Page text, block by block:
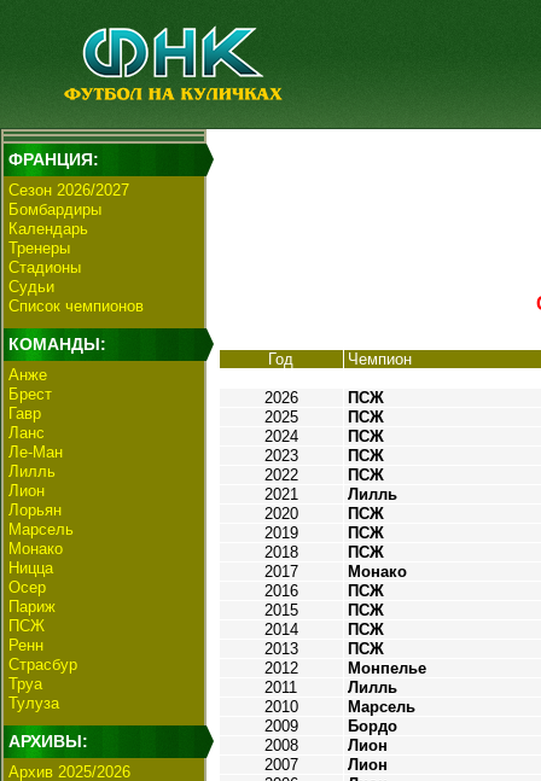
ФРАНЦИЯ:
Сезон 2026/2027
Бомбардиры
Календарь
Тренеры
Стадионы
Судьи
Список чемпионов
КОМАНДЫ:
Анже
Брест
Гавр
Ланс
Ле-Ман
Лилль
Лион
Лорьян
Марсель
Монако
Ницца
Осер
Париж
ПСЖ
Ренн
Страсбур
Труа
Тулуза
АРХИВЫ:
Архив 2025/2026
Год Чемпион
2026
ПСЖ
2025
ПСЖ
2024
ПСЖ
2023
ПСЖ
2022
ПСЖ
2021
Лилль
2020
ПСЖ
2019
ПСЖ
2018
ПСЖ
2017
Монако
2016
ПСЖ
2015
ПСЖ
2014
ПСЖ
2013
ПСЖ
2012
Монпелье
2011
Лилль
2010
Марсель
2009
Бордо
2008
Лион
2007
Лион